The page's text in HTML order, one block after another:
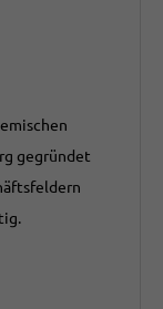
gegründet